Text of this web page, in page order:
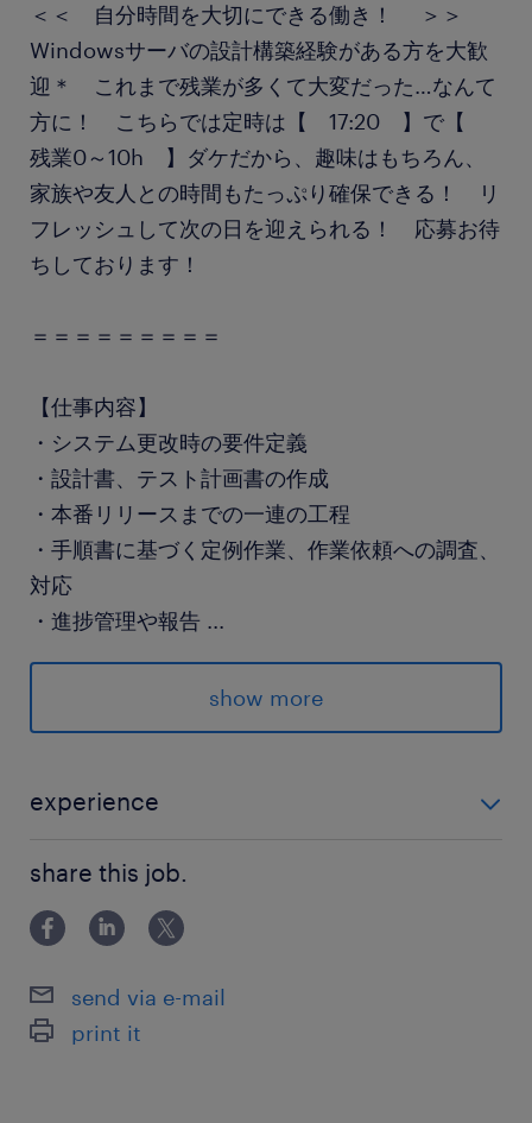
＜＜ 自分時間を大切にできる働き！ ＞＞
Windowsサーバの設計構築経験がある方を大歓
迎＊ これまで残業が多くて大変だった…なんて
方に！ こちらでは定時は【 17:20 】で【
残業0～10h 】ダケだから、趣味はもちろん、
家族や友人との時間もたっぷり確保できる！ リ
フレッシュして次の日を迎えられる！ 応募お待
ちしております！
＝＝＝＝＝＝＝＝＝
【仕事内容】
・システム更改時の要件定義
・設計書、テスト計画書の作成
・本番リリースまでの一連の工程
・手順書に基づく定例作業、作業依頼への調査、
対応
・進捗管理や報告 ...
・監視アラート検知時の調査、切り分け、復旧
＝＝＝＝＝＝＝＝＝
派遣先の特徴
★インフラエンジニア
★ITエンジニア
★40～50代活躍中
★社会保険完備
★残業ほぼなし
show more
experience
経験がある方
share this job.
send via e-mail
print it